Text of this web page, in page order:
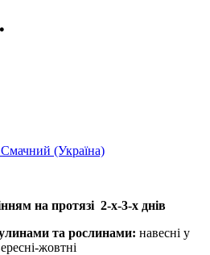
(Україна)
на протязі 2-х-3-х днів
та рослинами: навесні у
жовтні